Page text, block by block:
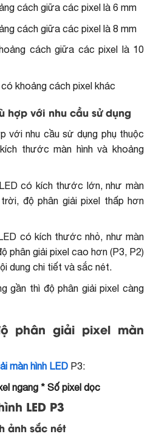
cách giữa các pixel là 6 mm
cách giữa các pixel là 8 mm
cách giữa các pixel là 10
khoảng cách pixel khác
hợp với nhu cầu sử dụng
với nhu cầu sử dụng phụ thuộc
thước màn hình và khoảng
có kích thước lớn, như màn
độ phân giải pixel thấp hơn
có kích thước nhỏ, như màn
phân giải pixel cao hơn (P3, P2)
dung chi tiết và sắc nét.
gần thì độ phân giải pixel càng
phân giải pixel màn
màn hình LED P3:
ngang * Số pixel dọc
LED P3
ảnh sắc nét